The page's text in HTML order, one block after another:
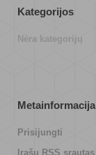
Kategorijos
Nėra kategorijų
Metainformacija
Prisijungti
Įrašų RSS srautas